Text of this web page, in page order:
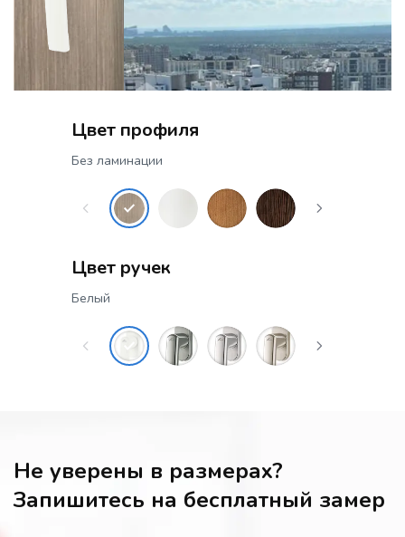
Цвет профиля
Без ламинации
Цвет ручек
Белый
Не уверены в размерах?
Запишитесь на бесплатный замер